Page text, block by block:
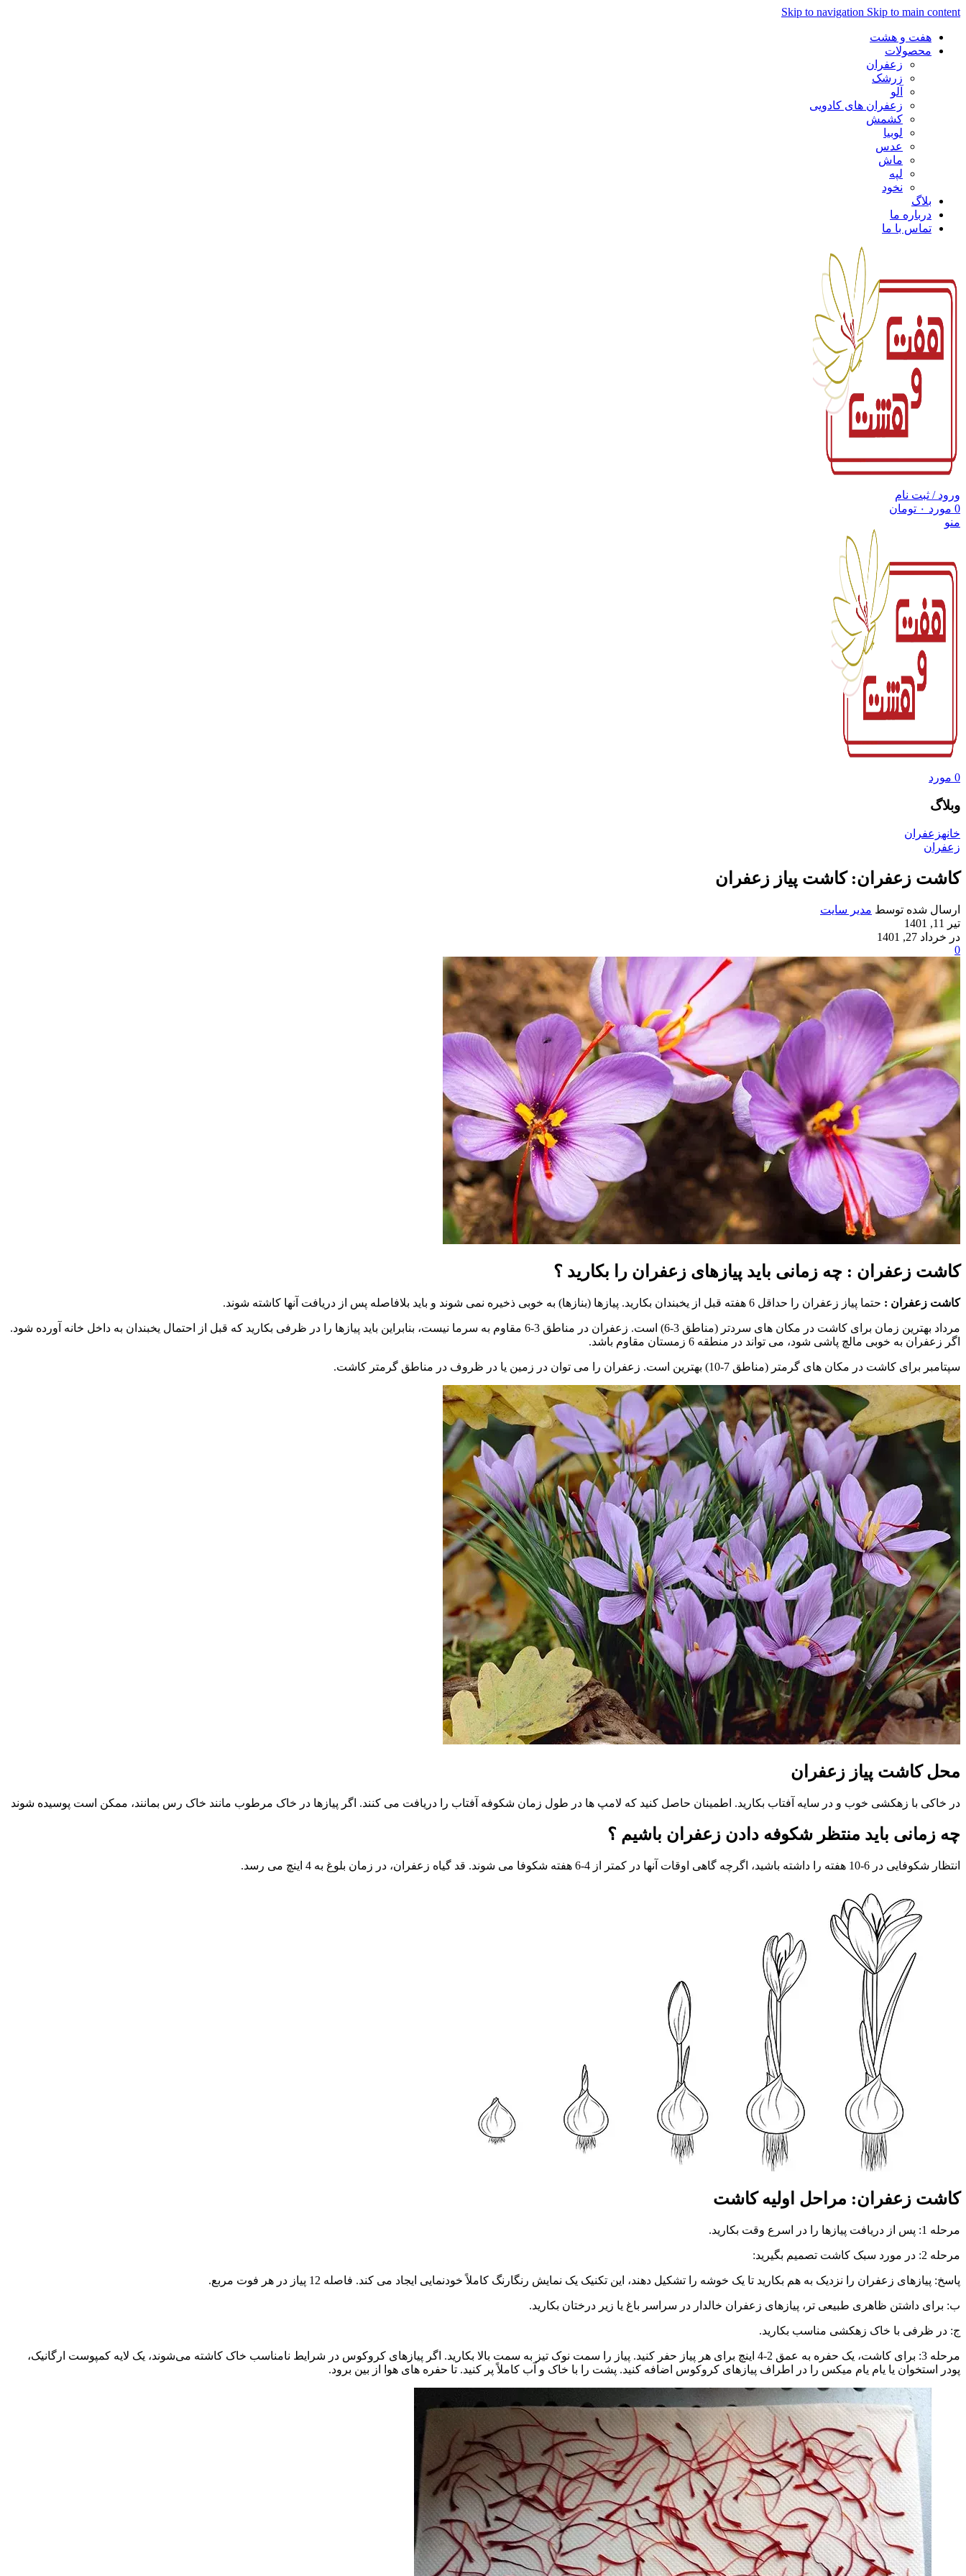
Skip to navigation Skip to main content
هفت و هشت
محصولات
زعفران
زرشک
آلو
زعفران های کادویی
کشمش
لوبیا
عدس
ماش
لپه
نخود
بلاگ
درباره ما
تماس با ما
ورود / ثبت نام
0 مورد ۰ تومان
منو
0 مورد
وبلاگ
خانهزعفران
زعفران
کاشت زعفران: کاشت پیاز زعفران
ارسال شده توسط مدیر سایت
تیر 11, 1401
در خرداد 27, 1401
0
کاشت زعفران : چه زمانی باید پیازهای زعفران را بکارید ؟
کاشت زعفران : حتما پیاز زعفران را حداقل 6 هفته قبل از یخبندان بکارید. پیازها (بنازها) به خوبی ذخیره نمی شوند و باید بلافاصله پس از دریافت آنها کاشته شوند.
مرداد بهترین زمان برای کاشت در مکان های سردتر (مناطق 3-6) است. زعفران در مناطق 3-6 مقاوم به سرما نیست، بنابراین باید پیازها را در ظرفی بکارید که قبل از احتمال یخبندان به داخل خانه آورده شود.
اگر زعفران به خوبی مالچ پاشی شود، می تواند در منطقه 6 زمستان مقاوم باشد.
سپتامبر برای کاشت در مکان های گرمتر (مناطق 7-10) بهترین است. زعفران را می توان در زمین یا در ظروف در مناطق گرمتر کاشت.
محل کاشت پیاز زعفران
در خاکی با زهکشی خوب و در سایه آفتاب بکارید. اطمینان حاصل کنید که لامپ ها در طول زمان شکوفه آفتاب را دریافت می کنند. اگر پیازها در خاک مرطوب مانند خاک رس بمانند، ممکن است پوسیده شوند
چه زمانی باید منتظر شکوفه دادن زعفران باشیم ؟
انتظار شکوفایی در 6-10 هفته را داشته باشید، اگرچه گاهی اوقات آنها در کمتر از 4-6 هفته شکوفا می شوند. قد گیاه زعفران، در زمان بلوغ به 4 اینچ می رسد.
کاشت زعفران: مراحل اولیه کاشت
مرحله 1: پس از دریافت پیازها را در اسرع وقت بکارید.
مرحله 2: در مورد سبک کاشت تصمیم بگیرید:
پاسخ: پیازهای زعفران را نزدیک به هم بکارید تا یک خوشه را تشکیل دهند، این تکنیک یک نمایش رنگارنگ کاملاً خودنمایی ایجاد می کند. فاصله 12 پیاز در هر فوت مربع.
ب: برای داشتن ظاهری طبیعی تر، پیازهای زعفران خالدار در سراسر باغ یا زیر درختان بکارید.
ج: در ظرفی با خاک زهکشی مناسب بکارید.
مرحله 3: برای کاشت، یک حفره به عمق 2-4 اینچ برای هر پیاز حفر کنید. پیاز را سمت نوک تیز به سمت بالا بکارید. اگر پیازهای کروکوس در شرایط نامناسب خاک کاشته می‌شوند، یک لایه کمپوست ارگانیک،
پودر استخوان یا یام یام میکس را در اطراف پیازهای کروکوس اضافه کنید. پشت را با خاک و آب کاملاً پر کنید. تا حفره های هوا از بین برود.